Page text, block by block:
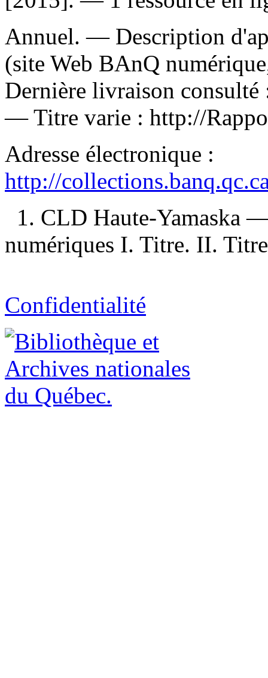
Annuel. — Description
(site Web BAnQ
Dernière livraison
—Titre varie : http://
Adresse électronique :
http://
1. CLD Haute-Yamaska
numériques I. Titre. II.
Confidentialité